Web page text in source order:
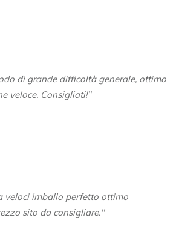
di grande difficoltà generale, ottimo
veloce. Consigliati!"
veloci imballo perfetto ottimo
sito da consigliare."